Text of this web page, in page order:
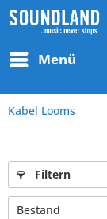
Menü
Kabel Looms
Filtern